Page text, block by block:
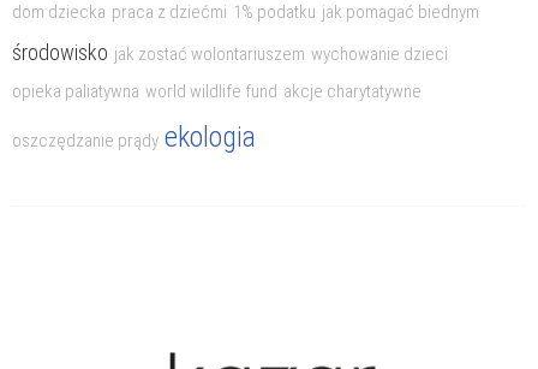
dom dziecka praca z dziećmi 1% podatku jak pomagać biednym
środowisko jak zostać wolontariuszem wychowanie dzieci
opieka paliatywna world wildlife fund akcje charytatywne
oszczędzanie prądy ekologia